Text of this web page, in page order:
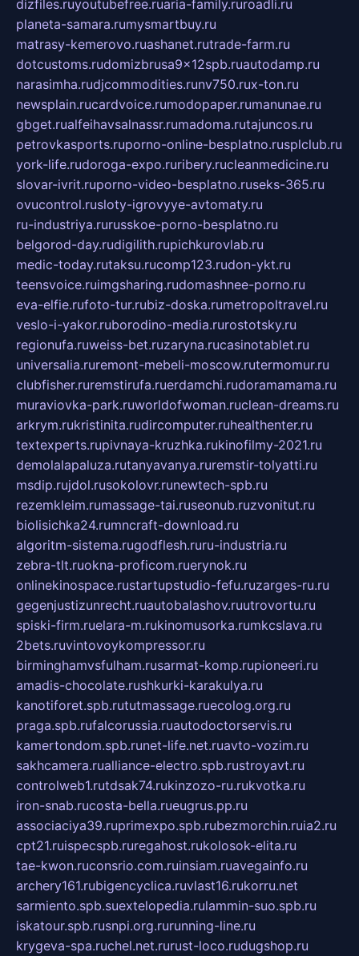
dizfiles.ruyoutubefree.ruaria-family.ruroadli.ru
planeta-samara.rumysmartbuy.ru
matrasy-kemerovo.ruashanet.rutrade-farm.ru
dotcustoms.rudomizbrusa9x12spb.ruautodamp.ru
narasimha.rudjcommodities.runv750.rux-ton.ru
newsplain.rucardvoice.rumodopaper.rumanunae.ru
gbget.rualfeihavsalnassr.rumadoma.rutajuncos.ru
petrovkasports.ruporno-online-besplatno.rusplclub.ru
york-life.rudoroga-expo.ruribery.rucleanmedicine.ru
slovar-ivrit.ruporno-video-besplatno.ruseks-365.ru
ovucontrol.rusloty-igrovyye-avtomaty.ru
ru-industriya.rurusskoe-porno-besplatno.ru
belgorod-day.rudigilith.rupichkurovlab.ru
medic-today.rutaksu.rucomp123.rudon-ykt.ru
teensvoice.ruimgsharing.rudomashnee-porno.ru
eva-elfie.rufoto-tur.rubiz-doska.rumetropoltravel.ru
veslo-i-yakor.ruborodino-media.rurostotsky.ru
regionufa.ruweiss-bet.ruzaryna.rucasinotablet.ru
universalia.ruremont-mebeli-moscow.rutermomur.ru
clubfisher.ruremstirufa.ruerdamchi.rudoramamama.ru
muraviovka-park.ruworldofwoman.ruclean-dreams.ru
arkrym.rukristinita.rudircomputer.ruhealthenter.ru
textexperts.rupivnaya-kruzhka.rukinofilmy-2021.ru
demolalapaluza.rutanyavanya.ruremstir-tolyatti.ru
msdip.rujdol.rusokolovr.runewtech-spb.ru
rezemkleim.rumassage-tai.ruseonub.ruzvonitut.ru
biolisichka24.rumncraft-download.ru
algoritm-sistema.rugodflesh.ruru-industria.ru
zebra-tlt.ruokna-proficom.ruerynok.ru
onlinekinospace.rustartupstudio-fefu.ruzarges-ru.ru
gegenjustizunrecht.ruautobalashov.ruutrovortu.ru
spiski-firm.ruelara-m.rukinomusorka.rumkcslava.ru
2bets.ruvintovoykompressor.ru
birminghamvsfulham.rusarmat-komp.rupioneeri.ru
amadis-chocolate.rushkurki-karakulya.ru
kanotiforet.spb.rututmassage.ruecolog.org.ru
praga.spb.rufalcorussia.ruautodoctorservis.ru
kamertondom.spb.runet-life.net.ruavto-vozim.ru
sakhcamera.rualliance-electro.spb.rustroyavt.ru
controlweb1.rutdsak74.rukinzozo-ru.rukvotka.ru
iron-snab.rucosta-bella.rueugrus.pp.ru
associaciya39.ruprimexpo.spb.rubezmorchin.ruia2.ru
cpt21.ruispecspb.ruregahost.rukolosok-elita.ru
tae-kwon.ruconsrio.com.ruinsiam.ruavegainfo.ru
archery161.rubigencyclica.ruvlast16.rukorru.net
sarmiento.spb.suextelopedia.rulammin-suo.spb.ru
iskatour.spb.rusnpi.org.rurunning-line.ru
krygeva-spa.ruchel.net.rurust-loco.rudugshop.ru